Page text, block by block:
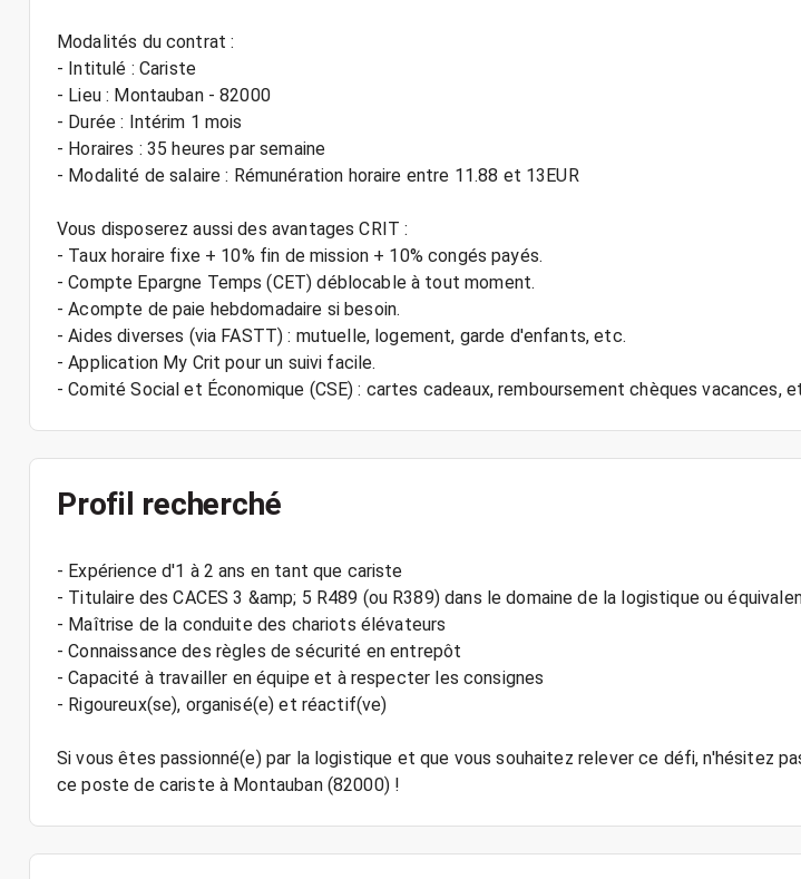
Modalités du contrat :
- Intitulé : Cariste
- Lieu : Montauban - 82000
- Durée : Intérim 1 mois
- Horaires : 35 heures par semaine
- Modalité de salaire : Rémunération horaire entre 11.88 et 13EUR
Vous disposerez aussi des avantages CRIT :
- Taux horaire fixe + 10% fin de mission + 10% congés payés.
- Compte Epargne Temps (CET) déblocable à tout moment.
- Acompte de paie hebdomadaire si besoin.
- Aides diverses (via FASTT) : mutuelle, logement, garde d'enfants, etc.
- Application My Crit pour un suivi facile.
Profil recherché
- Expérience d'1 à 2 ans en tant que cariste
- Titulaire des CACES 3 &amp; 5 R489 (ou R389) dans le domaine de la logistique ou
- Maîtrise de la conduite des chariots élévateurs
- Connaissance des règles de sécurité en entrepôt
- Capacité à travailler en équipe et à respecter les consignes
- Rigoureux(se), organisé(e) et réactif(ve)
Si vous êtes passionné(e) par la logistique et que vous souhaitez relever ce défi, n'hésitez